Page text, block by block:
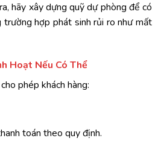
hãy xây dựng quỹ dự phòng để có
hợp phát sinh rủi ro như mất
Hoạt Nếu Có Thể
phép khách hàng:
toán theo quy định.